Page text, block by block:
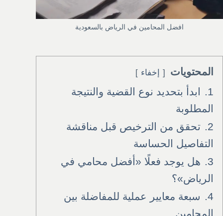
افضل المحامين في الرياض بالسعودية
المحتويات إخفاء
1.
ابدأ بتحديد نوع القضية والنتيجة
المطلوبة
2.
تحقق من الترخيص قبل مناقشة
التفاصيل الحساسة
3.
هل يوجد فعلًا «أفضل محامي في
الرياض»؟
4.
سبعة معايير عملية للمفاضلة بين
المحامين